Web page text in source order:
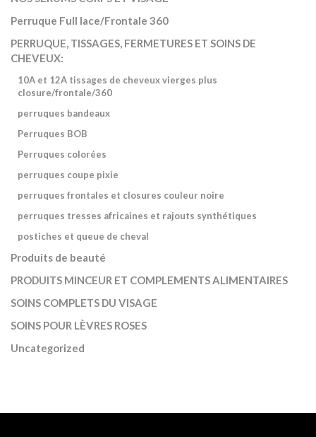
Perruque Full lace/Frontale 360
PERRUQUE, TISSAGES, FERMETURES ET SOINS DE
CHEVEUX:
10A et 12A tissages de cheveux vierges plus
closure/frontale/360
perruques bandeaux
Perruques BOB
Perruques colorées
perruques coupe pixie
perruques frontales et closures couleur noire
perruques tresses africaines et rajouts synthétiques
postiches et queue de cheval
Produits de beauté
PRODUITS MINCEUR ET COMPLEMENTS ALIMENTAIRES
SOINS COMPLETS DU VISAGE
SOINS POUR LÈVRES ROSES
Uncategorized